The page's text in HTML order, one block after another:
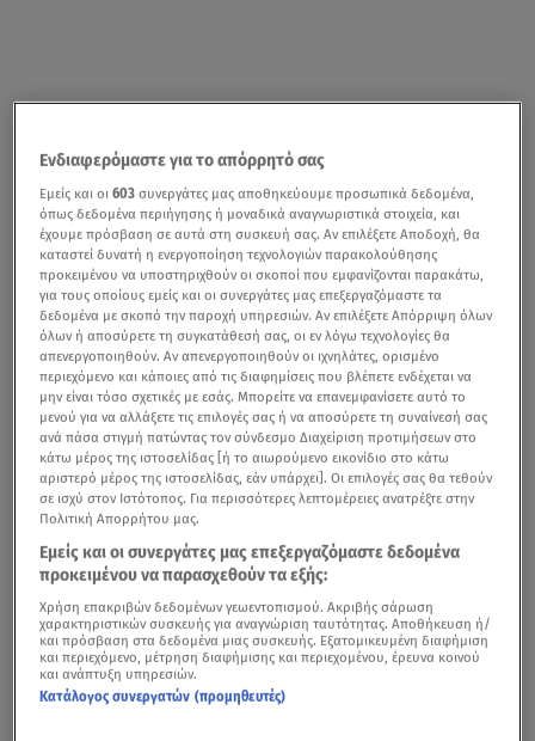
Ενδιαφερόμαστε για το απόρρητό σας
Εμείς και οι603 συνεργάτες μας αποθηκεύουμε προσωπικά δεδομένα,
όπως δεδομένα περιήγησης ή μοναδικά αναγνωριστικά στοιχεία, και
έχουμε πρόσβαση σε αυτά στη συσκευή σας. Αν επιλέξετε Αποδοχή, θα
καταστεί δυνατή η ενεργοποίηση τεχνολογιών παρακολούθησης
προκειμένου να υποστηριχθούν οι σκοποί που εμφανίζονται παρακάτω,
για τους οποίους εμείς και οι συνεργάτες μας επεξεργαζόμαστε τα
δεδομένα με σκοπό την παροχή υπηρεσιών. Αν επιλέξετε Απόρριψη όλων
όλων ή αποσύρετε τη συγκατάθεσή σας, οι εν λόγω τεχνολογίες θα
απενεργοποιηθούν. Αν απενεργοποιηθούν οι ιχνηλάτες, ορισμένο
περιεχόμενο και κάποιες από τις διαφημίσεις που βλέπετε ενδέχεται να
μην είναι τόσο σχετικές με εσάς. Μπορείτε να επανεμφανίσετε αυτό το
μενού για να αλλάξετε τις επιλογές σας ή να αποσύρετε τη συναίνεσή σας
ανά πάσα στιγμή πατώντας τον σύνδεσμο Διαχείριση προτιμήσεων στο
κάτω μέρος της ιστοσελίδας [ή το αιωρούμενο εικονίδιο στο κάτω
αριστερό μέρος της ιστοσελίδας, εάν υπάρχει]. Οι επιλογές σας θα τεθούν
σε ισχύ στον Ιστότοπος. Για περισσότερες λεπτομέρειες ανατρέξτε στην
Πολιτική Απορρήτου μας.
Εμείς και οι συνεργάτες μας επεξεργαζόμαστε δεδομένα
προκειμένου να παρασχεθούν τα εξής:
Χρήση επακριβών δεδομένων γεωεντοπισμού. Ακριβής σάρωση
χαρακτηριστικών συσκευής για αναγνώριση ταυτότητας. Αποθήκευση ή/
και πρόσβαση στα δεδομένα μιας συσκευής. Εξατομικευμένη διαφήμιση
και περιεχόμενο, μέτρηση διαφήμισης και περιεχομένου, έρευνα κοινού
και ανάπτυξη υπηρεσιών.
Κατάλογος συνεργατών (προμηθευτές)